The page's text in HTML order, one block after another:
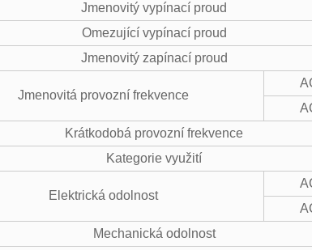
Jmenovitý vypínací proud
Omezující vypínací proud
Jmenovitý zapínací proud
Jmenovitá provozní frekvence
Krátkodobá provozní frekvence
Kategorie využití
Elektrická odolnost
Mechanická odolnost